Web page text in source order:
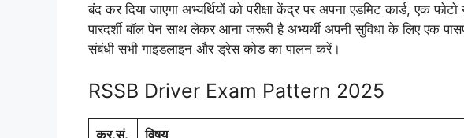
बंद कर दिया जाएगा अभ्यर्थियों को परीक्षा केंद्र पर अपना एडमिट कार्ड, एक
पारदर्शी बॉल पेन साथ लेकर आना जरूरी है अभ्यर्थी अपनी सुविधा के लिए एक
संबंधी सभी गाइडलाइन और ड्रेस कोड का पालन करें।
RSSB Driver Exam Pattern 2025